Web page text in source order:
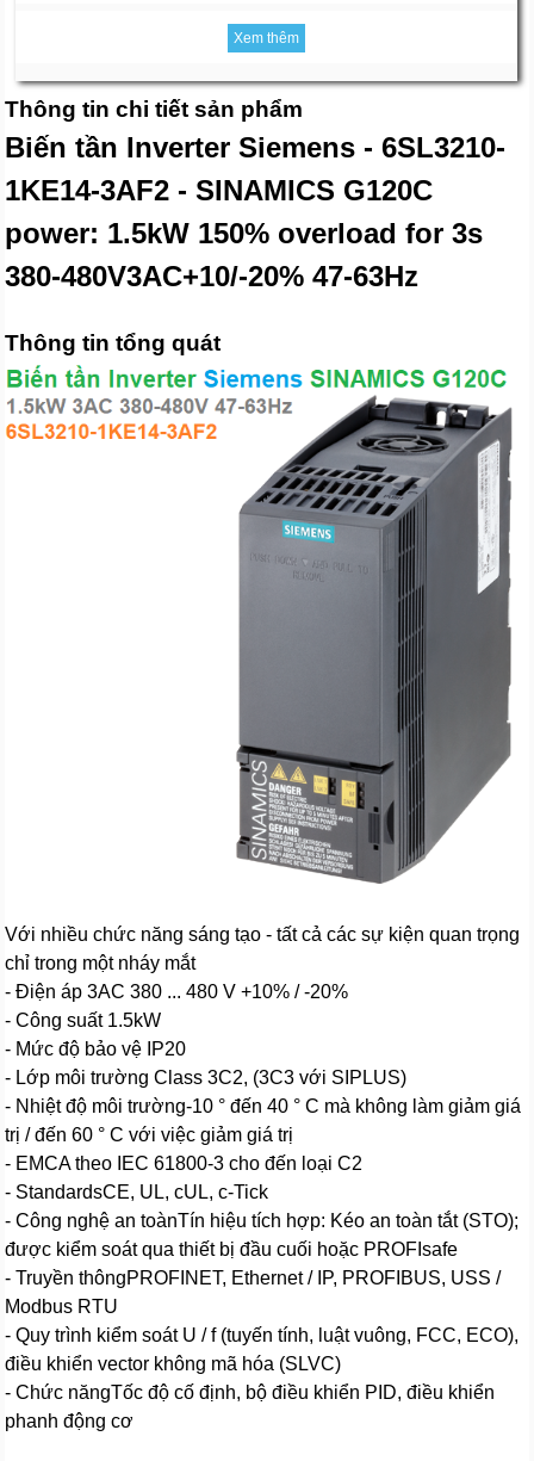
Xem thêm
Thông tin chi tiết sản phẩm
Biến tần Inverter Siemens - 6SL3210-
1KE14-3AF2 - SINAMICS G120C
power: 1.5kW 150% overload for 3s
380-480V3AC+10/-20% 47-63Hz
Thông tin tổng quát
Với nhiều chức năng sáng tạo - tất cả các sự kiện quan trọng
chỉ trong một nháy mắt
- Điện áp 3AC 380 ... 480 V +10% / -20%
- Công suất 1.5kW
- Mức độ bảo vệ IP20
- Lớp môi trường Class 3C2, (3C3 với SIPLUS)
- Nhiệt độ môi trường-10 ° đến 40 ° C mà không làm giảm giá
trị / đến 60 ° C với việc giảm giá trị
- EMCA theo IEC 61800-3 cho đến loại C2
- StandardsCE, UL, cUL, c-Tick
- Công nghệ an toànTín hiệu tích hợp: Kéo an toàn tắt (STO);
được kiểm soát qua thiết bị đầu cuối hoặc PROFIsafe
- Truyền thôngPROFINET, Ethernet / IP, PROFIBUS, USS /
Modbus RTU
- Quy trình kiểm soát U / f (tuyến tính, luật vuông, FCC, ECO),
điều khiển vector không mã hóa (SLVC)
- Chức năngTốc độ cố định, bộ điều khiển PID, điều khiển
phanh động cơ